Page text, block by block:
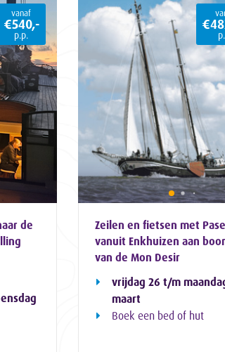
vanaf
€540,-
p.p.
de
Zeilen en fietsen met
vanuit Enkhuizen aan
van de Mon Desir
vrijdag 26 t/m
maart
Boek een bed of hut